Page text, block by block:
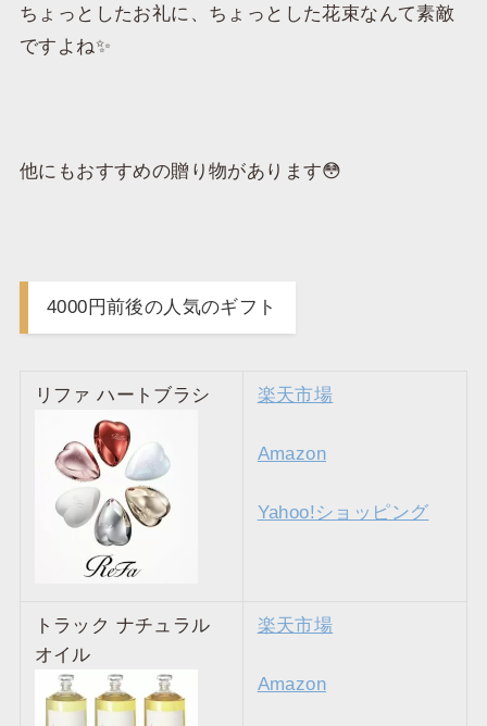
ちょっとしたお礼に、ちょっとした花束なんて素敵
ですよね✨
他にもおすすめの贈り物があります😳
4000円前後の人気のギフト
リファ ハートブラシ 楽天市場
Amazon
Yahoo!ショッピング
トラック ナチュラル
オイル
楽天市場
Amazon